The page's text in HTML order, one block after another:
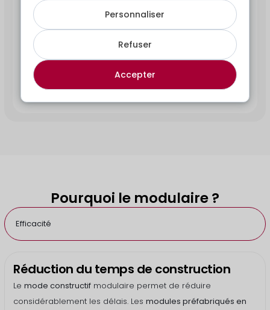
bâtiments modulaires
containers
de stockage
d’occasion au Luxembourg et en Belgique. Une
solution économique pour vos
construction
, disponible
Découvrir
Pourquoi le modulaire ?
Efficacité
Réduction du temps de construction
Le mode constructif modulaire permet de réduire
considérablement les délais. Les modules préfabriqués en
Accepter
Refuser
Personnaliser